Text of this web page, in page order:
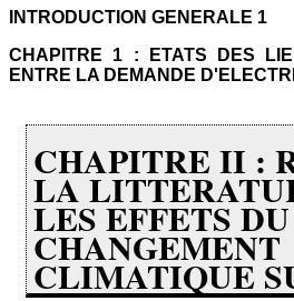
INTRODUCTION GENERALE 1
CHAPITRE 1 : ETATS DES
ENTRE LA DEMANDE
CHAPITRE II :
LA
LES EFFETS DU
CHANGEMENT
CLIMATIQUE